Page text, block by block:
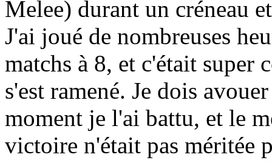
Melee) durant un créneau
J'ai joué de nombreuses
matchs à 8, et c'était
s'est ramené. Je dois
moment je l'ai battu, et le
victoire n'était pas méritée